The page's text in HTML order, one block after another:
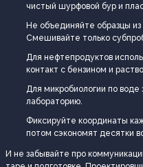
чистый шурфовой бур и
Не объединяйте образцы из
Смешивайте только
Для нефтепродуктов
контакт с бензином и
Для микробиологии по
лабораторию.
Фиксируйте координаты
потом сэкономят десятки
И не забывайте про